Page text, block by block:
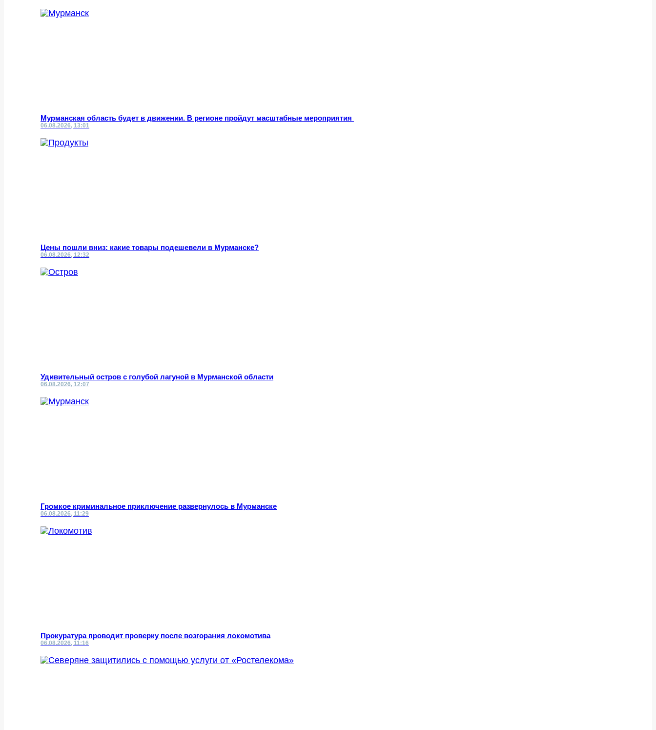
Мурманская область будет в движении. В регионе пройдут масштабные мероприятия
06.08.2026, 13:01
Цены пошли вниз: какие товары подешевели в Мурманске?
06.08.2026, 12:32
Удивительный остров с голубой лагуной в Мурманской области
06.08.2026, 12:07
Громкое криминальное приключение развернулось в Мурманске
06.08.2026, 11:29
Прокуратура проводит проверку после возгорания локомотива
06.08.2026, 11:16